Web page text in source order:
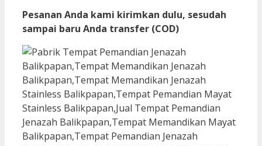
Pesanan Anda kami kirimkan dulu, sesudah
sampai baru Anda transfer (COD)